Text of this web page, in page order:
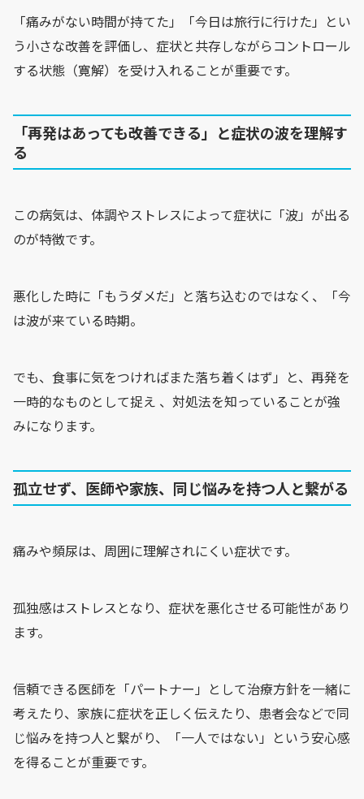
「痛みがない時間が持てた」「今日は旅行に行けた」とい
う小さな改善を評価し、症状と共存しながらコントロール
する状態（寛解）を受け入れることが重要です。
「再発はあっても改善できる」と症状の波を理解す
る
この病気は、体調やストレスによって症状に「波」が出る
のが特徴です。
悪化した時に「もうダメだ」と落ち込むのではなく、「今
は波が来ている時期。
でも、食事に気をつければまた落ち着くはず」と、再発を
一時的なものとして捉え 、対処法を知っていることが強
みになります。
孤立せず、医師や家族、同じ悩みを持つ人と繋がる
痛みや頻尿は、周囲に理解されにくい症状です。
孤独感はストレスとなり、症状を悪化させる可能性があり
ます。
信頼できる医師を「パートナー」として治療方針を一緒に
考えたり、家族に症状を正しく伝えたり、患者会などで同
じ悩みを持つ人と繋がり、「一人ではない」という安心感
を得ることが重要です。